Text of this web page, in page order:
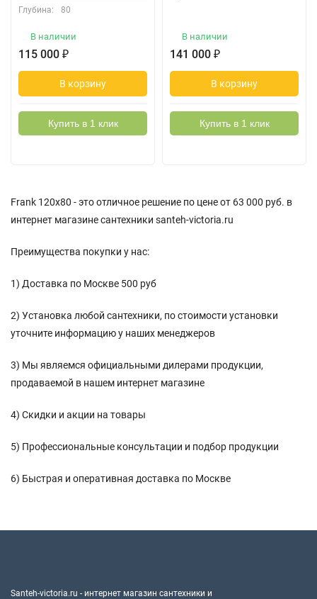
Глубина: 80
В наличии
115 000 ₽
В корзину
Купить в 1 клик
В наличии
141 000 ₽
В корзину
Купить в 1 клик
Frank 120х80 - это отличное решение по цене от 63 000 руб. в
интернет магазине сантехники santeh-victoria.ru
Преимущества покупки у нас:
1) Доставка по Москве 500 руб
2) Установка любой сантехники, по стоимости установки
уточните информацию у наших менеджеров
3) Мы являемся официальными дилерами продукции,
продаваемой в нашем интернет магазине
4) Скидки и акции на товары
5) Профессиональные консультации и подбор продукции
6) Быстрая и оперативная доставка по Москве
Santeh-victoria.ru - интернет магазин сантехники и